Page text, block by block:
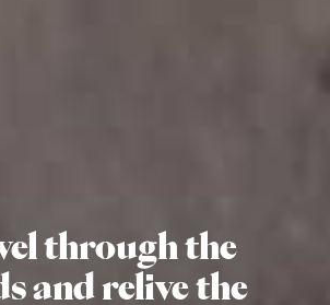
through the
and relive the